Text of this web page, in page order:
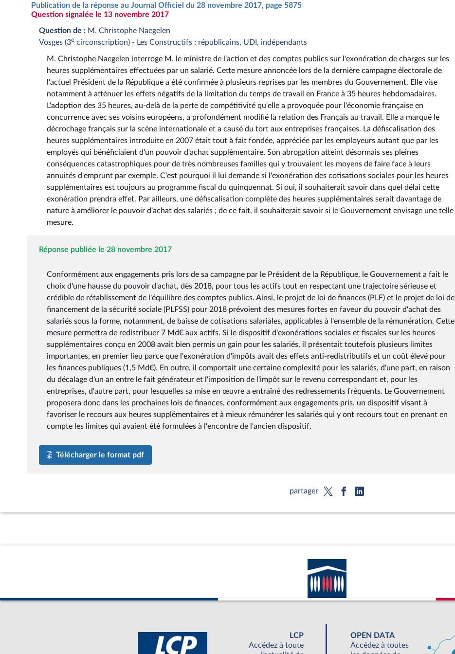
Publication de la réponse au Journal Officiel du 28 novembre 2017, page 5875
Question signalée le 13 novembre 2017
Question de : M. Christophe Naegelen
Vosges (3e circonscription) - Les Constructifs : républicains, UDI, indépendants
M. Christophe Naegelen interroge M. le ministre de l'action et des comptes publics sur l'exonération de charges sur les
heures supplémentaires effectuées par un salarié. Cette mesure annoncée lors de la dernière campagne électorale de
l'actuel Président de la République a été confirmée à plusieurs reprises par les membres du Gouvernement. Elle vise
notamment à atténuer les effets négatifs de la limitation du temps de travail en France à 35 heures hebdomadaires.
L'adoption des 35 heures, au-delà de la perte de compétitivité qu'elle a provoquée pour l'économie française en
concurrence avec ses voisins européens, a profondément modifié la relation des Français au travail. Elle a marqué le
décrochage français sur la scène internationale et a causé du tort aux entreprises françaises. La défiscalisation des
heures supplémentaires introduite en 2007 était tout à fait fondée, appréciée par les employeurs autant que par les
employés qui bénéficiaient d'un pouvoir d'achat supplémentaire. Son abrogation atteint désormais ses pleines
conséquences catastrophiques pour de très nombreuses familles qui y trouvaient les moyens de faire face à leurs
annuités d'emprunt par exemple. C'est pourquoi il lui demande si l'exonération des cotisations sociales pour les heures
supplémentaires est toujours au programme fiscal du quinquennat. Si oui, il souhaiterait savoir dans quel délai cette
exonération prendra effet. Par ailleurs, une défiscalisation complète des heures supplémentaires serait davantage de
nature à améliorer le pouvoir d'achat des salariés ; de ce fait, il souhaiterait savoir si le Gouvernement envisage une telle
mesure.
Réponse publiée le 28 novembre 2017
Conformément aux engagements pris lors de sa campagne par le Président de la République, le Gouvernement a fait le
choix d'une hausse du pouvoir d'achat, dès 2018, pour tous les actifs tout en respectant une trajectoire sérieuse et
crédible de rétablissement de l'équilibre des comptes publics. Ainsi, le projet de loi de finances (PLF) et le projet de loi de
financement de la sécurité sociale (PLFSS) pour 2018 prévoient des mesures fortes en faveur du pouvoir d'achat des
salariés sous la forme, notamment, de baisse de cotisations salariales, applicables à l'ensemble de la rémunération. Cette
mesure permettra de redistribuer 7 Md€ aux actifs. Si le dispositif d'exonérations sociales et fiscales sur les heures
supplémentaires conçu en 2008 avait bien permis un gain pour les salariés, il présentait toutefois plusieurs limites
importantes, en premier lieu parce que l'exonération d'impôts avait des effets anti-redistributifs et un coût élevé pour
les finances publiques (1,5 Md€). En outre, il comportait une certaine complexité pour les salariés, d'une part, en raison
du décalage d'un an entre le fait générateur et l'imposition de l'impôt sur le revenu correspondant et, pour les
entreprises, d'autre part, pour lesquelles sa mise en œuvre a entraîné des redressements fréquents. Le Gouvernement
proposera donc dans les prochaines lois de finances, conformément aux engagements pris, un dispositif visant à
favoriser le recours aux heures supplémentaires et à mieux rémunérer les salariés qui y ont recours tout en prenant en
compte les limites qui avaient été formulées à l'encontre de l'ancien dispositif.
Télécharger le format pdf
partager
LCP
Accédez à toute
OPEN DATA
Accédez à toutes